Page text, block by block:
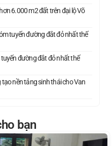
6.000 m2 đất trên đại lộ Võ
tuyến đường đắt đỏ nhất thế
đường đắt đỏ nhất thế
nền tảng sinh thái cho Van
bạn